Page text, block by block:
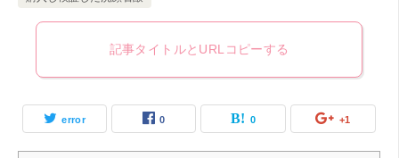
記事タイトルとURLコピーする
error 0 0 +1